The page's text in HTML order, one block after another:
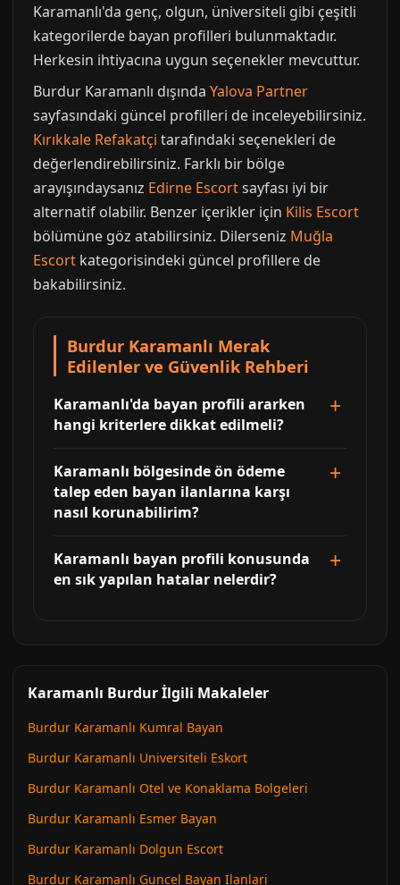
Karamanlı'da genç, olgun, üniversiteli gibi çeşitli
kategorilerde bayan profilleri bulunmaktadır.
Herkesin ihtiyacına uygun seçenekler mevcuttur.
Burdur Karamanlı dışında Yalova Partner
sayfasındaki güncel profilleri de inceleyebilirsiniz.
Kırıkkale Refakatçi tarafındaki seçenekleri de
değerlendirebilirsiniz. Farklı bir bölge
arayışındaysanız Edirne Escortsayfası iyi bir
alternatif olabilir. Benzer içerikler için Kilis Escort
bölümüne göz atabilirsiniz. Dilerseniz Muğla
Escort kategorisindeki güncel profillere de
bakabilirsiniz.
Burdur Karamanlı Merak
Edilenler ve Güvenlik Rehberi
Karamanlı'da bayan profili ararken
hangi kriterlere dikkat edilmeli?
Karamanlı bölgesinde ön ödeme
talep eden bayan ilanlarına karşı
nasıl korunabilirim?
Karamanlı bayan profili konusunda
en sık yapılan hatalar nelerdir?
Karamanlı Burdur İlgili Makaleler
Burdur Karamanlı Kumral Bayan
Burdur Karamanlı Universiteli Eskort
Burdur Karamanlı Otel ve Konaklama Bolgeleri
Burdur Karamanlı Esmer Bayan
Burdur Karamanlı Dolgun Escort
Burdur Karamanlı Guncel Bayan Ilanlari